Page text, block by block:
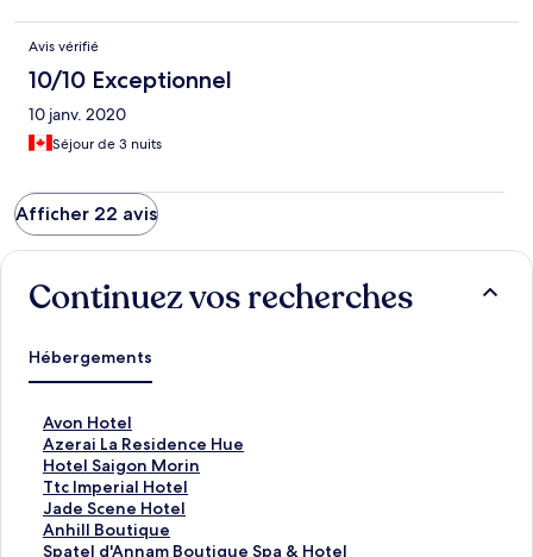
Avis vérifié
10/10 Exceptionnel
10 janv. 2020
Séjour de 3 nuits
Afficher 22 avis
Continuez vos recherches
Hébergements
Avon Hotel
L
i
e
n
o
u
v
Azerai La Residence Hue
L
i
e
n
o
u
Hotel Saigon Morin
L
i
e
n
o
Ttc Imperial Hotel
L
i
e
n
Jade Scene Hotel
L
i
e
Anhill Boutique
L
iSpatel d'Annam Boutique Spa & Hotel
L